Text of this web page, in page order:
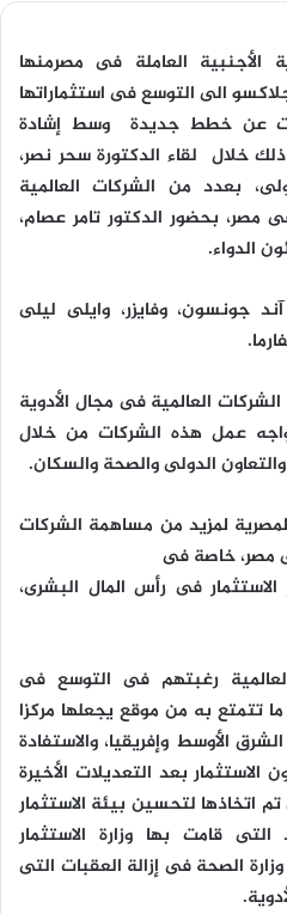
العاملة فى مصرمنها
الى التوسع فى استثماراتها
عن خطط جديدة وسط إشادة
خلال لقاء الدكتورة سحر نصر،
بعدد من الشركات العالمية
مصر، بحضور الدكتور تامر عصام،
الدواء.
جونسون، وفايزر، وايلى ليلى
العالمية فى مجال الأدوية
عمل هذه الشركات من خلال
الدولى والصحة والسكان.
لمزيد من مساهمة الشركات
مصر، خاصة فى
فى رأس المال البشرى،
رغبتهم فى التوسع فى
تتمتع به من موقع يجعلها مركزا
الأوسط وإفريقيا، والاستفادة
بعد التعديلات الأخيرة
اتخاذها لتحسين بيئة الاستثمار
قامت بها وزارة الاستثمار
الصحة فى إزالة العقبات التى